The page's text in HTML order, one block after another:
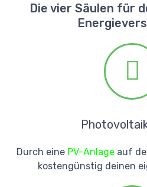
Die vier Säulen für
Durch eine PV-Anlage auf
kostengünstig deinen